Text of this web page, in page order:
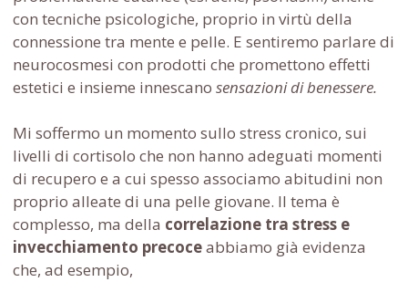
con tecniche psicologiche, proprio in virtù della
connessione tra mente e pelle. E sentiremo parlare di
neurocosmesi con prodotti che promettono effetti
estetici e insieme innescano sensazioni di benessere.
Mi soffermo un momento sullo stress cronico, sui
livelli di cortisolo che non hanno adeguati momenti
di recupero e a cui spesso associamo abitudini non
proprio alleate di una pelle giovane. Il tema è
complesso, ma della correlazione tra stress e
invecchiamento precoceabbiamo già evidenza
che, ad esempio,